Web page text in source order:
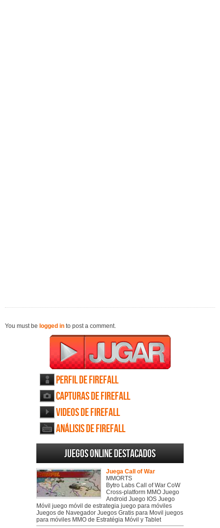
You must be logged in to post a comment.
Perfil de Firefall
Capturas de Firefall
Videos de Firefall
Análisis de Firefall
Juegos online destacados
Juega Call of War
MMORTS
Bytro Labs Call of War CoW
Cross-platform MMO Juego
Android Juego IOS Juego
Móvil juego móvil de estrategia juego para móviles
Juegos de Navegador Juegos Gratis para Movil juegos
para móviles MMO de Estratégia Móvil y Tablet